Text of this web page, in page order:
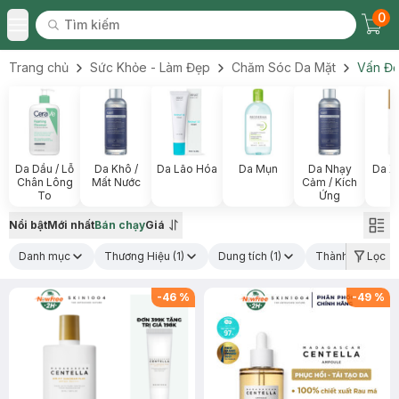
Toggle Menu
Tìm kiếm
Tìm kiếm
0
Trang chủ Sức Khỏe - Làm Đẹp Chăm Sóc Da Mặt Vấn
Da Dầu / Lỗ
Chân Lông
To
Da Khô /
Mất Nước
Da Lão Hóa Da Mụn
Da Nhạy
Cảm / Kích
Ứng
Da
Nổi bậtMới nhấtBán chạyGiá
Danh mục Thương Hiệu (1) Dung tích (1) Thành phần nổi
Lọc
-46 % -49 %